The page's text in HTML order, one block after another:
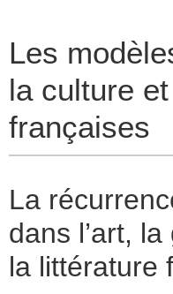
Les
la culture
françaises
La
dans l’art,
la littérature